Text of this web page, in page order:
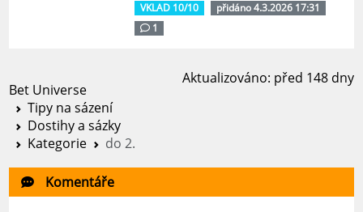
VKLAD 10/10
přidáno 4.3.2026 17:31
1
Aktualizováno: před 148 dny
Bet Universe
Tipy na sázení
Dostihy a sázky
Kategorie
do 2.
Komentáře